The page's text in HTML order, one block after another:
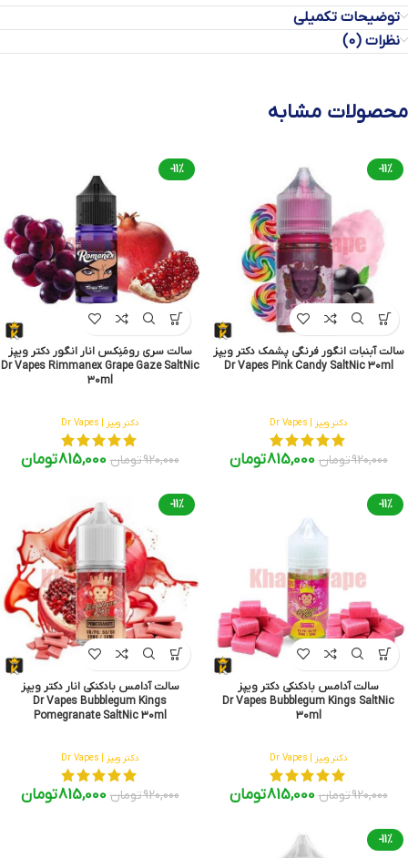
توضیحات تکمیلی
نظرات (0)
محصولات مشابه
-11%
سالت آبنبات انگور فرنگی پشمک دکتر ویپز
Dr Vapes Pink Candy SaltNic 30ml
دکتر ویپز | Dr Vapes
920,000تومان 815,000تومان
-11%
سالت سری رومَنِکس انار انگور دکتر ویپز
Dr Vapes Rimmanex Grape Gaze SaltNic
30ml
دکتر ویپز | Dr Vapes
920,000تومان 815,000تومان
-11%
سالت آدامس بادکنکی دکتر ویپز
Dr Vapes Bubblegum Kings SaltNic
30ml
دکتر ویپز | Dr Vapes
920,000تومان 815,000تومان
-11%
سالت آدامس بادکنکی انار دکتر ویپز
Dr Vapes Bubblegum Kings
Pomegranate SaltNic 30ml
دکتر ویپز | Dr Vapes
920,000تومان 815,000تومان
-11%